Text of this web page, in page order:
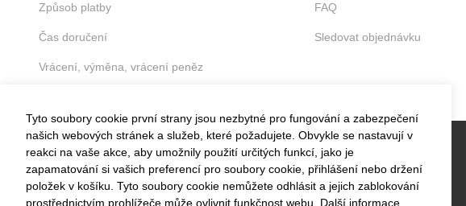
Způsob platby
Čas doručení
Vrácení, výměna, vrácení peněz
FAQ
Sledovat objednávku
VRÁCENÍ ZDARMA
Snadné vrácení do 30 dnů
Tyto soubory cookie první strany jsou nezbytné pro fungování a zabezpečení
našich webových stránek a služeb, které požadujete. Obvykle se nastavují v
reakci na vaše akce, aby umožnily použití určitých funkcí, jako je
zapamatování si vašich preferencí pro soubory cookie, přihlášení nebo držení
položek v košíku. Tyto soubory cookie nemůžete odhlásit a jejich zablokování
prostřednictvím prohlížeče může ovlivnit funkčnost webu. Další informace